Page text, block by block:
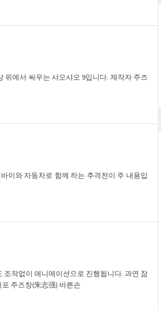
에서 싸우는 샤오샤오 9입니다. 제작자 주즈
이와 자동차로 함께 하는 추격전이 주 내용입
작없이 애니메이션으로 진행됩니다. 과연 잠
주즈창(朱志强) 바른손